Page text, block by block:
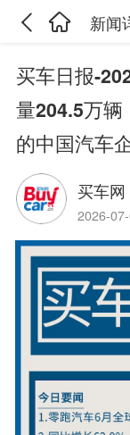
新闻
买车日报-
量204.5万
的中国汽车
买车网
2026-